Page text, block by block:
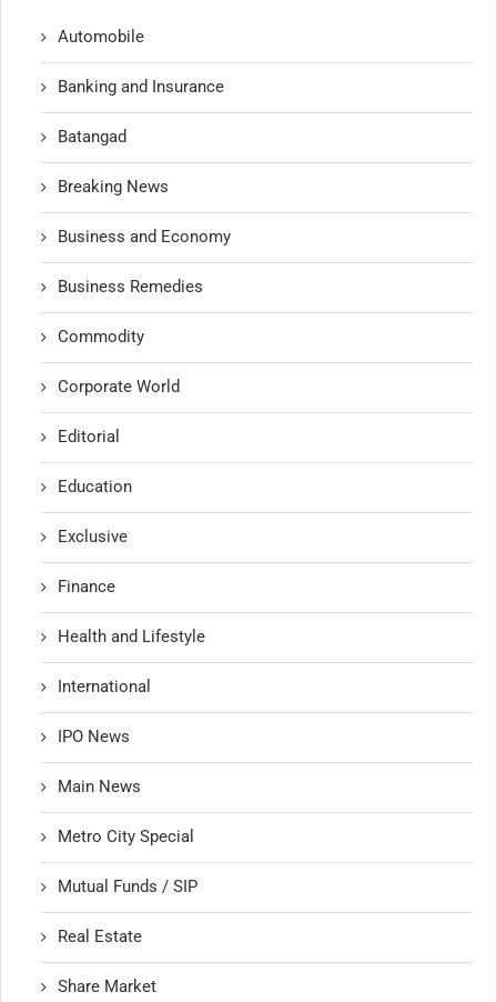
Automobile
Banking and Insurance
Batangad
Breaking News
Business and Economy
Business Remedies
Commodity
Corporate World
Editorial
Education
Exclusive
Finance
Health and Lifestyle
International
IPO News
Main News
Metro City Special
Mutual Funds / SIP
Real Estate
Share Market